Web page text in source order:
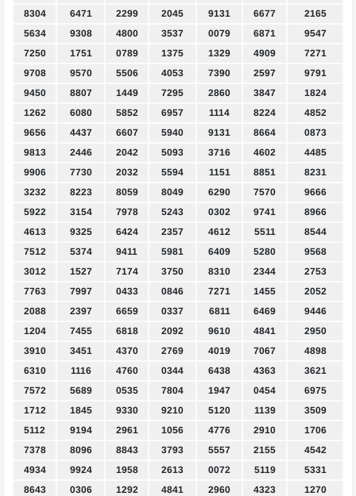
8304
6471 2299 2045 9131 6677
2165
5634
9308 4800 3537 0079 6871
9547
7250
1751 0789 1375 1329 4909
7271
9708
9570 5506 4053 7390 2597
9791
9450
8807 1449 7295 2860 3847
1824
1262
6080 5852 6957 1114 8224
4852
9656
4437 6607 5940 9131 8664
0873
9813
2446 2042 5093 3716 4602
4485
9906
7730 2032 5594 1151 8851
8231
3232
8223 8059 8049 6290 7570
9666
5922
3154 7978 5243 0302 9741
8966
4613
9325 6424 2357 4612 5511
8544
7512
5374 9411 5981 6409 5280
9568
3012
1527 7174 3750 8310 2344
2753
7763
7997 0433 0846 7271 1455
2052
2088
2397 6659 0337 6811 6469
9446
1204
7455 6818 2092 9610 4841
2950
3910
3451 4370 2769 4019 7067
4898
6310
1116 4760 0344 6438 4363
3621
7572
5689 0535 7804 1947 0454
6975
1712
1845 9330 9210 5120 1139
3509
5112
9194 2961 1056 4776 2910
1706
7378
8096 8843 3793 5557 2155
4542
4934
9924 1958 2613 0072 5119
5331
8643
0306 1292 4841 2960 4323
1270